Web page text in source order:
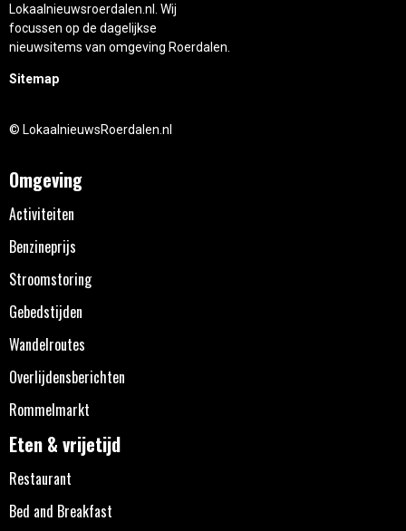
Lokaalnieuwsroerdalen.nl. Wij
focussen op de dagelijkse
nieuwsitems van omgeving Roerdalen.
Sitemap
© LokaalnieuwsRoerdalen.nl
Omgeving
Activiteiten
Benzineprijs
Stroomstoring
Gebedstijden
Wandelroutes
Overlijdensberichten
Rommelmarkt
Eten & vrijetijd
Restaurant
Bed and Breakfast